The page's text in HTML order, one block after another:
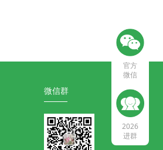
微信群
官方
微信
2026
进群